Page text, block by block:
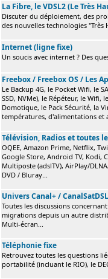
La Fibre, le VDSL2 (Le Très
Discuter du déploiement, des
des nouvelles technologies "Très
Internet (ligne fixe)
Un soucis avec internet ? Des
Freebox / Freebox OS / Les
Le Backup 4G, le Pocket Wifi, le
SSD, NVMe), le Répéteur, le Wifi,
Domotique, le Pack Sécurité, la
températures, d'alimentations et
Télévision, Radios et toutes
OQEE, Amazon Prime, Netflix,
Google Store, Android TV, Kodi,
Multiposte (adslTV), AirPlay/
DVD / Bluray...
Univers Canal+ / CanalSatDSL
Toutes les discussions
migrations depuis un autre
Multi-écran...
Téléphonie fixe
Retrouvez toutes les questions
portabilité (incluant le RIO), le